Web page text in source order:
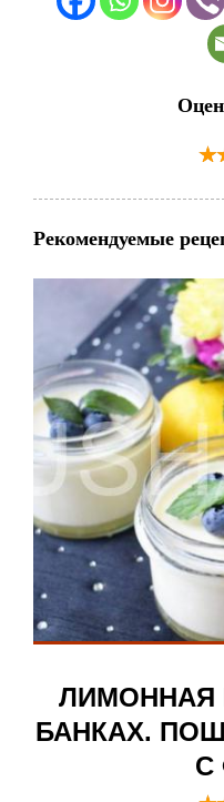
Рекомендуемые
ЛИМОННАЯ
БАНКАХ.
С